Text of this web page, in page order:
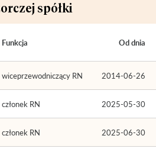
spółki
Funkcja Od dnia
wiceprzewodniczący RN 2014-06-26
członek RN 2025-05-30
członek RN 2025-06-30